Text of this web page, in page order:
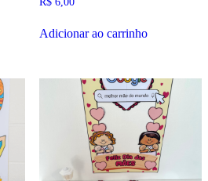
Adicionar ao carrinho